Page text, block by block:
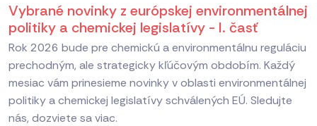
Vybrané novinky z európskej environmentálnej
politiky a chemickej legislatívy - I. časť
Rok 2026 bude pre chemickú a environmentálnu reguláciu
prechodným, ale strategicky kľúčovým obdobím. Každý
mesiac vám prinesieme novinky v oblasti environmentálnej
politiky a chemickej legislatívy schválených EÚ. Sledujte
nás, dozviete sa viac.